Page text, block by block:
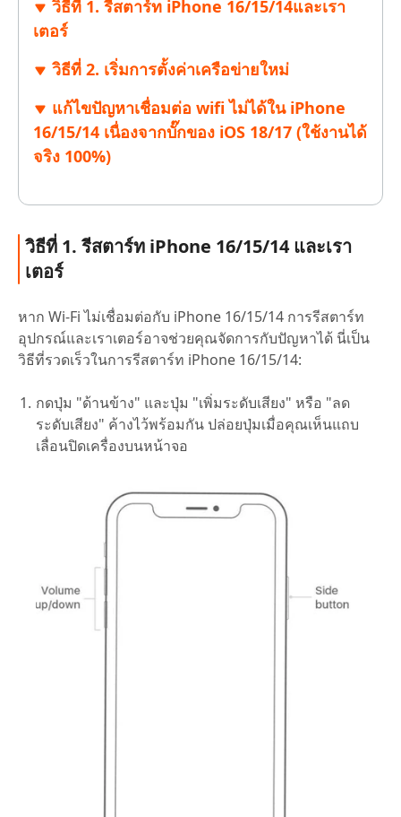
วิธีที่ 1. รีสตาร์ท iPhone 16/15/14และเรา
เตอร์
วิธีที่ 2. เริ่มการตั้งค่าเครือข่ายใหม่
แก้ไขปัญหาเชื่อมต่อ wifi ไม่ได้ใน iPhone
16/15/14 เนื่องจากบั๊กของ iOS 18/17 (ใช้งานได้
จริง 100%)
วิธีที่ 1. รีสตาร์ท iPhone 16/15/14 และเรา
เตอร์
หาก Wi-Fi ไม่เชื่อมต่อกับ iPhone 16/15/14 การรีสตาร์ท
อุปกรณ์และเราเตอร์อาจช่วยคุณจัดการกับปัญหาได้ นี่เป็น
วิธีที่รวดเร็วในการรีสตาร์ท iPhone 16/15/14:
กดปุ่ม "ด้านข้าง" และปุ่ม "เพิ่มระดับเสียง" หรือ "ลด
ระดับเสียง" ค้างไว้พร้อมกัน ปล่อยปุ่มเมื่อคุณเห็นแถบ
เลื่อนปิดเครื่องบนหน้าจอ